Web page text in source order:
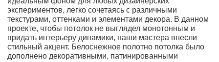
экспериментов, легко сочетаясь с различными
текстурами, оттенками и элементами декора. В данном
проекте, чтобы потолок не выглядел монотонным и
придать интерьеру динамики, наши мастера внесли
стильный акцент. Белоснежное полотно потолка было
дополнено декоративными, патинированными